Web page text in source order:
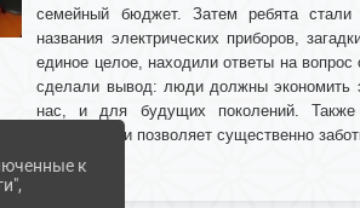
семейный бюджет. Затем ребята стали
названия электрических приборов,
единое целое, находили ответы на
сделали вывод: люди должны экономить
нас, и для будущих поколений. Также
атмосферу и позволяет существенно
к